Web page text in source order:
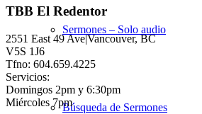
Sermones – Solo audio
Búsqueda de Sermones
TBB El Redentor
2551 East 49 Ave|Vancouver, BC
V5S 1J6
Tfno: 604.659.4225
Servicios:
Domingos 2pm y 6:30pm
Miércoles 7pm